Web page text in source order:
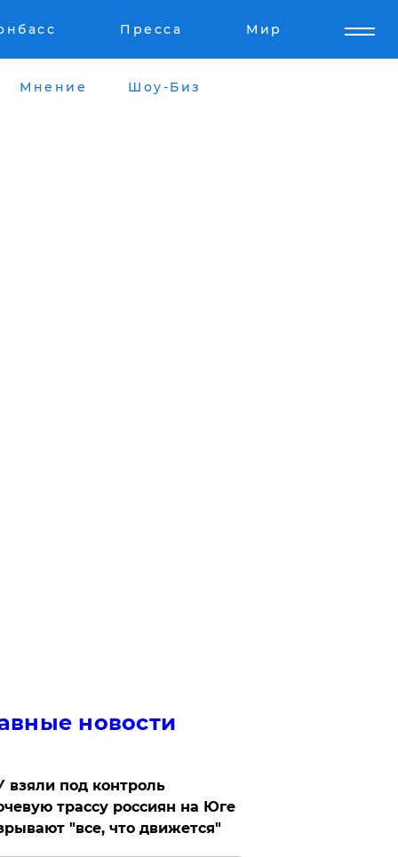
Пресса Мир
Мнение Шоу-Биз
новости
взяли под контроль
трассу россиян на Юге
"все, что движется"